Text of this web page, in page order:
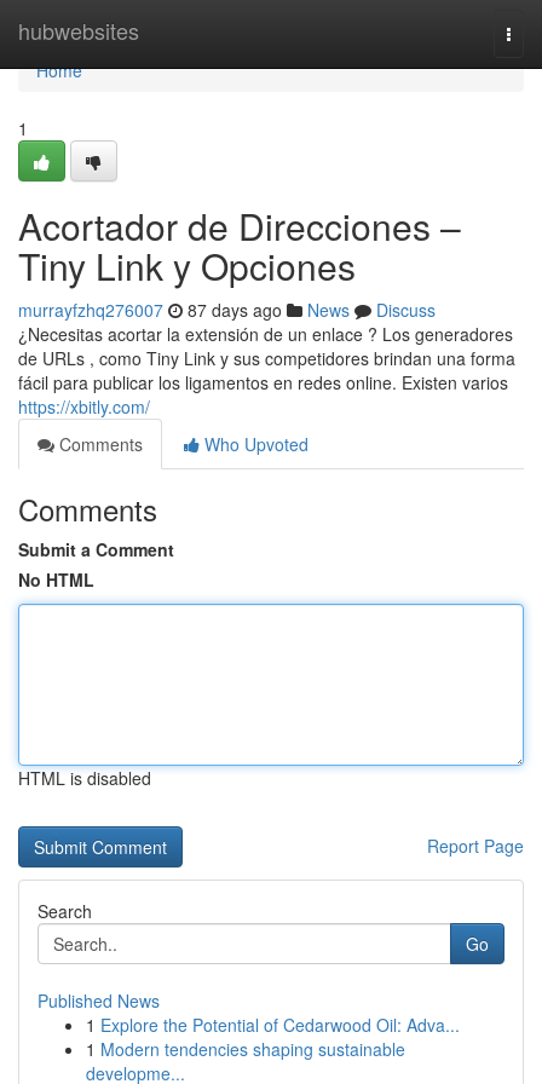
hubwebsites
Home
Home
1
Acortador de Direcciones –
Tiny Link y Opciones
murrayfzhq276007 87 days ago News
Discuss
¿Necesitas acortar la extensión de un enlace ? Los generadores
de URLs , como Tiny Link y sus competidores brindan una forma
fácil para publicar los ligamentos en redes online. Existen varios
https://xbitly.com/
Comments
Who Upvoted
Comments
Submit a Comment
No HTML
HTML is disabled
Report Page
Search
Go
Published News
1 Explore the Potential of Cedarwood Oil: Adva...
1 Modern tendencies shaping sustainable
developme...